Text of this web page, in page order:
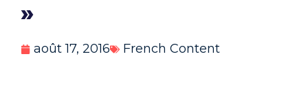
»
août 17, 2016 French Content